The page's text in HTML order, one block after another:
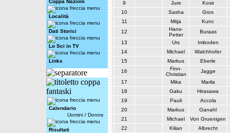
Coppa Nazioni
Località
Dati Storici
Lo Sci in TV
Links
Calendario
Uomini / Donne
Risultati
9
Jure
Kosir
10
Sasha
Gros
11
Mitja
Kunc
12
Hans-
Petter
Buraas
13
Urs
Imboden
14
Michael
Walchhofer
15
Markus
Eberle
16
Finn-
Christian
Jagge
17
Mika
Marila
18
Gaku
Hirasawa
19
Pauli
Accola
20
Markus
Ganahl
21
Michael
Von Gruenigen
22
Kilian
Albrecht